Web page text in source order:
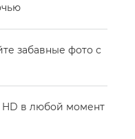
забавные фото с
в любой момент